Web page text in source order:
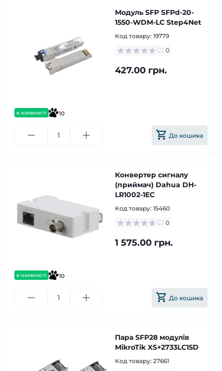
в наявності 10
Модуль SFP SFPd-20-
1550-WDM-LC Step4Net
Код товару: 19779
0
427.00 грн.
До кошика
в наявності 10
Конвертер сигналу
(приймач) Dahua DH-
LR1002-1EC
Код товару: 15460
0
1 575.00 грн.
До кошика
Пара SFP28 модулів
MikroTik XS+2733LC15D
Код товару: 27661